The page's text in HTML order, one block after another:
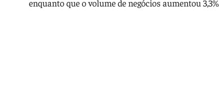
enquanto que o volume de negócios aumentou 3,3%.